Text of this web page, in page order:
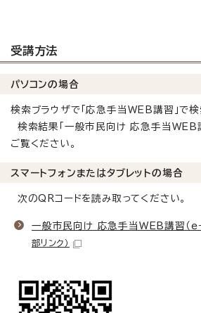
受講方法
パソコンの場合
検索ブラウザで「応急手当WEB講習」で検
検索結果「一般市民向け 応急手当WEB
ご覧ください。
スマートフォンまたはタブレットの場合
次のQRコードを読み取ってください。
一般市民向け 応急手当WEB講習（e
部リンク）